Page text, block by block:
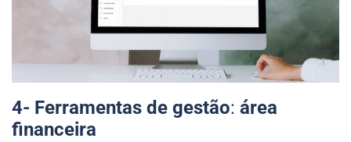
4- Ferramentas de gestão: área
financeira